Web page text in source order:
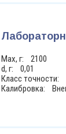
Max, г: 2100
d, г: 0,01
Класс точности: II
Калибровка: